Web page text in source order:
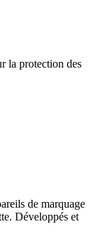
la protection des
de marquage
Développés et